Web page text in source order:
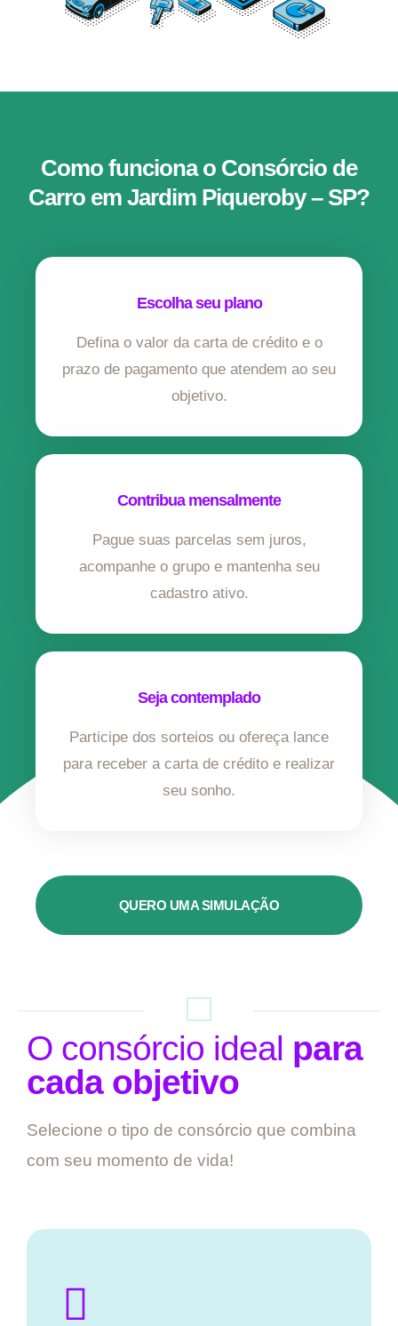
Como funciona o Consórcio de
Carro em Jardim Piqueroby – SP?
Escolha seu plano
Defina o valor da carta de crédito e o
prazo de pagamento que atendem ao seu
objetivo.
Contribua mensalmente
Pague suas parcelas sem juros,
acompanhe o grupo e mantenha seu
cadastro ativo.
Seja contemplado
Participe dos sorteios ou ofereça lance
para receber a carta de crédito e realizar
seu sonho.
QUERO UMA SIMULAÇÃO
O consórcio ideal para
cada objetivo
Selecione o tipo de consórcio que combina
com seu momento de vida!